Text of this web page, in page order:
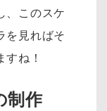
、このスケ
を見ればそ
ね！
制作